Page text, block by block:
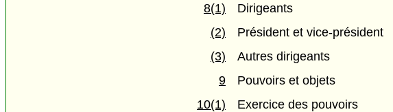
8(1)
Dirigeants
(2)
Président et vice-président
(3)
Autres dirigeants
9
Pouvoirs et objets
10(1)
Exercice des pouvoirs